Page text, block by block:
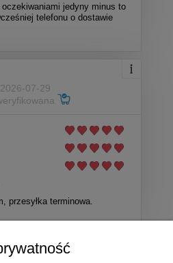
jedyny minus to
telefonu o dostawie
07-29
przesyłka terminowa.